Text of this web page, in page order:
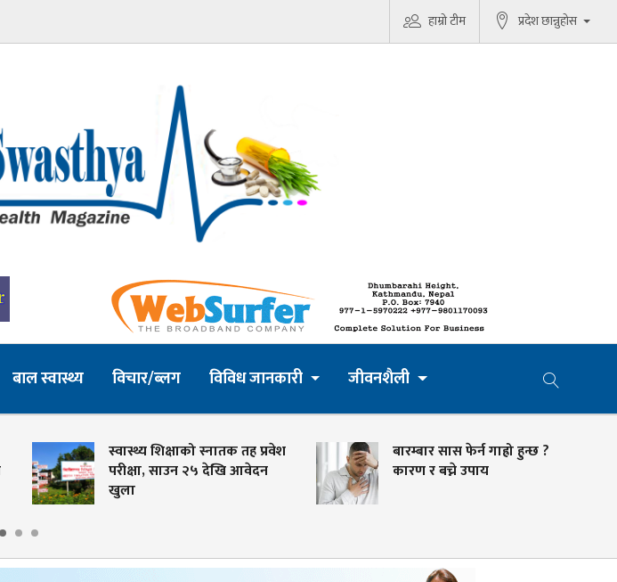
हाम्रो टीम प्रदेश छान्नुहोस
बाल स्वास्थ्य विचार/ब्लग विविध जानकारी जीवनशैली
स्वास्थ्य शिक्षाको स्नातक तह प्रवेश
परीक्षा, साउन २५ देखि आवेदन
खुला
बारम्बार सास फेर्न गाह्रो हुन्छ ?
कारण र बच्ने उपाय